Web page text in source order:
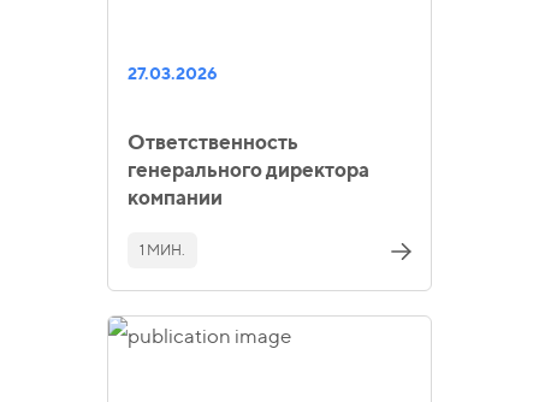
27.03.2026
Ответственность
генерального директора
компании
1 МИН.